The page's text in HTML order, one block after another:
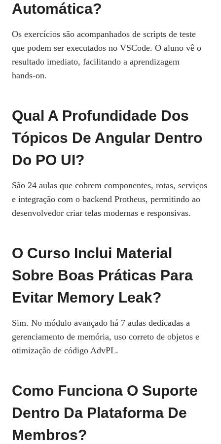
Automática?
Os exercícios são acompanhados de scripts de teste
que podem ser executados no VSCode. O aluno vê o
resultado imediato, facilitando a aprendizagem
hands‑on.
Qual A Profundidade Dos
Tópicos De Angular Dentro
Do PO UI?
São 24 aulas que cobrem componentes, rotas, serviços
e integração com o backend Protheus, permitindo ao
desenvolvedor criar telas modernas e responsivas.
O Curso Inclui Material
Sobre Boas Práticas Para
Evitar Memory Leak?
Sim. No módulo avançado há 7 aulas dedicadas a
gerenciamento de memória, uso correto de objetos e
otimização de código AdvPL.
Como Funciona O Suporte
Dentro Da Plataforma De
Membros?